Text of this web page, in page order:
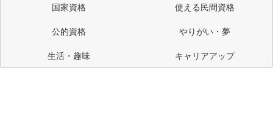
国家資格
使える民間資格
公的資格
やりがい・夢
生活・趣味
キャリアアップ